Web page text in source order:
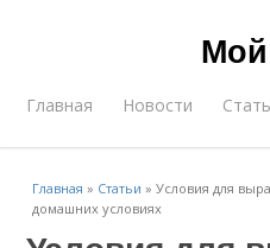
Главная Новости
Главная » Статьи »Условия для
домашних условиях